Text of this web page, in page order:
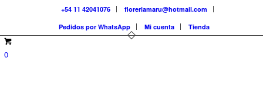
+54 11 42041076
floreriamaru@hotmail.com
Pedidos por WhatsApp
Mi cuenta Tienda
0